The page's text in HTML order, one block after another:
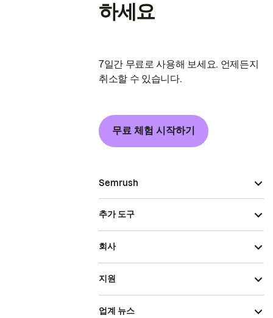
하세요
7일간 무료로 사용해 보세요. 언제든지
취소할 수 있습니다.
무료 체험 시작하기
Semrush
추가 도구
회사
지원
업계 뉴스